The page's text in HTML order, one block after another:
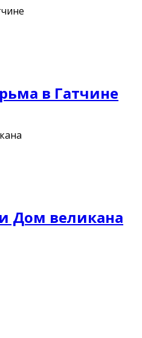
в Гатчине
Дом великана